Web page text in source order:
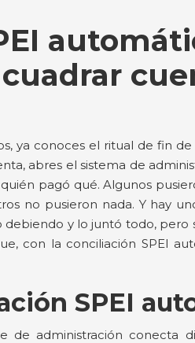
ya conoces el ritual de fin
abres el sistema de
pagó qué. Algunos
no pusieron nada. Y hay
y lo juntó todo, pero
con la conciliación SPEI
SPEI
de administración conecta